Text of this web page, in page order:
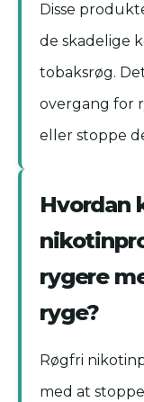
Disse
de skadelige
tobaksrøg.
overgang for
eller stoppe
Hvordan
rygere
ryge?
Røgfri
med at